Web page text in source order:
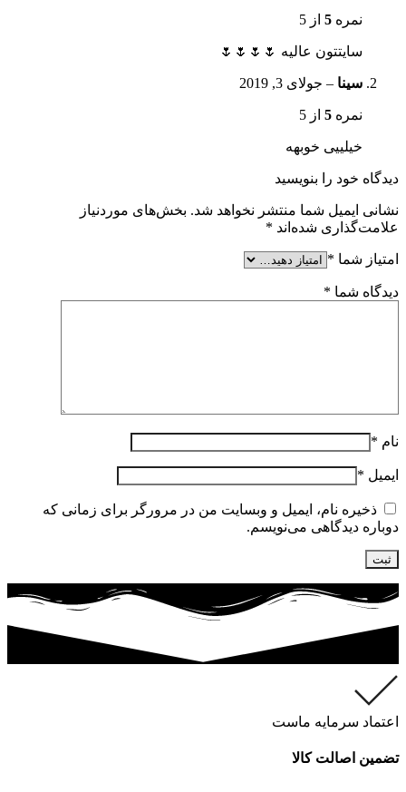
نمره 5 از 5
سایتتون عالیه 🌷🌷🌷🌷
سینا – جولای 3, 2019
نمره 5 از 5
خیلییی خوبهه
دیدگاه خود را بنویسید
نشانی ایمیل شما منتشر نخواهد شد. بخش‌های موردنیاز
علامت‌گذاری شده‌اند *
امتیاز شما *
دیدگاه شما *
نام *
ایمیل *
ذخیره نام، ایمیل و وبسایت من در مرورگر برای زمانی که
دوباره دیدگاهی می‌نویسم.
اعتماد سرمایه ماست
تضمین اصالت کالا